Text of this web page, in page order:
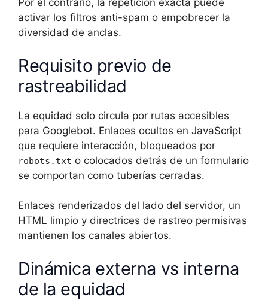
Por el contrario, la repetición exacta puede
activar los filtros anti-spam o empobrecer la
diversidad de anclas.
Requisito previo de
rastreabilidad
La equidad solo circula por rutas accesibles
para Googlebot. Enlaces ocultos en JavaScript
que requiere interacción, bloqueados por
robots.txt o colocados detrás de un formulario
se comportan como tuberías cerradas.
Enlaces renderizados del lado del servidor, un
HTML limpio y directrices de rastreo permisivas
mantienen los canales abiertos.
Dinámica externa vs interna
de la equidad